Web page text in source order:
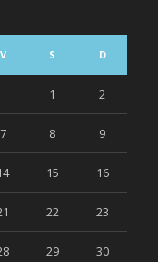
V S D
1 2
7 8 9
15 16
22 23
29 30